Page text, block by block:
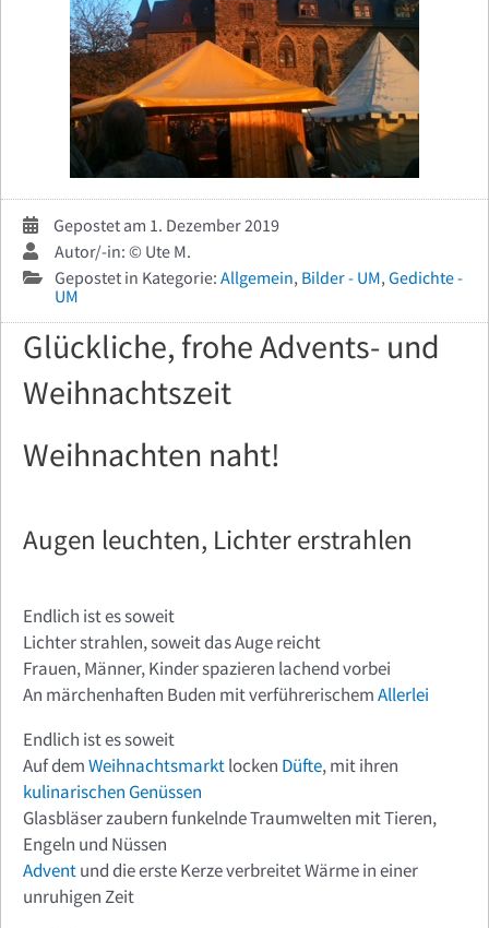
Gepostet am 1. Dezember 2019
Autor/-in: © Ute M.
Gepostet in Kategorie: Allgemein, Bilder - UM,Gedichte -
UM
Glückliche, frohe Advents- und
Weihnachtszeit
Weihnachten naht!
Augen leuchten, Lichter erstrahlen
Endlich ist es soweit
Lichter strahlen, soweit das Auge reicht
Frauen, Männer, Kinder spazieren lachend vorbei
An märchenhaften Buden mit verführerischemAllerlei
Endlich ist es soweit
Auf demWeihnachtsmarktlocken Düfte, mit ihren
kulinarischen Genüssen
Glasbläser zaubern funkelnde Traumwelten mit Tieren,
Engeln und Nüssen
Adventund die erste Kerze verbreitet Wärme in einer
unruhigen Zeit